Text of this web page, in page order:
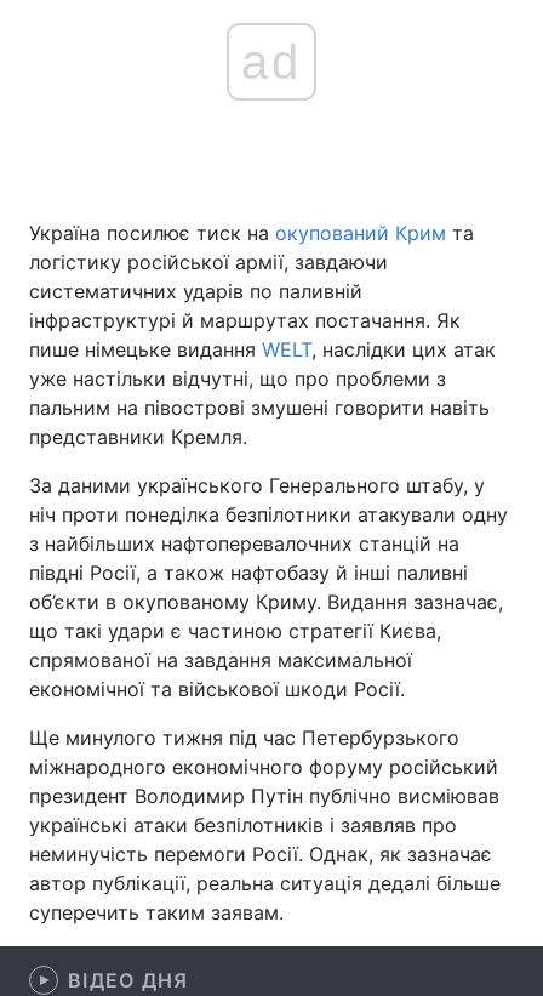
Україна Політика
Економіка Світ
Наука
Техно і зв'язок Лайт
Зброя
Здоров'я Туризм
Цікавинки Погода
Екологія Регіони
Лонгріди
Відео з Youtube Статті
Думки
Архів Вакансії
Контакти
Послуги
ad
Україна посилює тиск на окупований Крим та
логістику російської армії, завдаючи
систематичних ударів по паливній
інфраструктурі й маршрутах постачання. Як
пише німецьке видання WELT, наслідки цих атак
уже настільки відчутні, що про проблеми з
пальним на півострові змушені говорити навіть
представники Кремля.
За даними українського Генерального штабу, у
ніч проти понеділка безпілотники атакували одну
з найбільших нафтоперевалочних станцій на
півдні Росії, а також нафтобазу й інші паливні
об’єкти в окупованому Криму. Видання зазначає,
що такі удари є частиною стратегії Києва,
спрямованої на завдання максимальної
економічної та військової шкоди Росії.
Ще минулого тижня під час Петербурзького
міжнародного економічного форуму російський
президент Володимир Путін публічно висміював
українські атаки безпілотників і заявляв про
неминучість перемоги Росії. Однак, як зазначає
автор публікації, реальна ситуація дедалі більше
суперечить таким заявам.
ВІДЕО ДНЯ